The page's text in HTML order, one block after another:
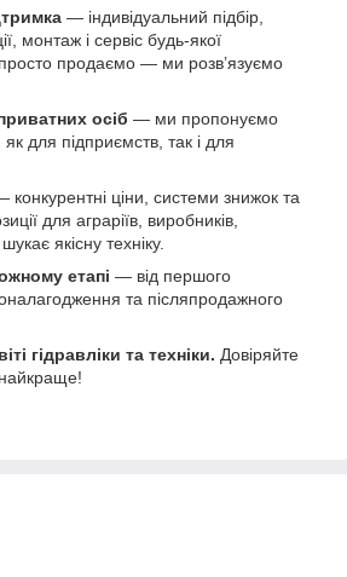
— індивідуальний підбір,
монтаж і сервіс будь-якої
продаємо — ми розв’язуємо
осіб — ми пропонуємо
для підприємств, так і для
конкурентні ціни, системи знижок та
для аграріїв, виробників,
якісну техніку.
етапі — від першого
та післяпродажного
гідравліки та техніки. Довіряйте